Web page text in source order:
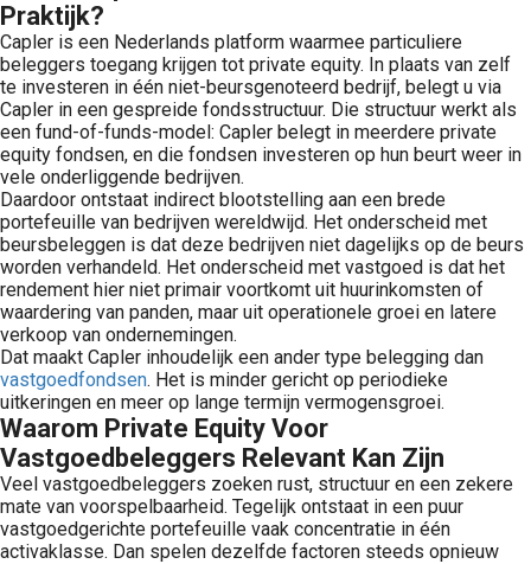
Praktijk?
Capler is een Nederlands platform waarmee particuliere
beleggers toegang krijgen tot private equity. In plaats van zelf
te investeren in één niet-beursgenoteerd bedrijf, belegt u via
Capler in een gespreide fondsstructuur. Die structuur werkt als
een fund-of-funds-model: Capler belegt in meerdere private
equity fondsen, en die fondsen investeren op hun beurt weer in
vele onderliggende bedrijven.
Daardoor ontstaat indirect blootstelling aan een brede
portefeuille van bedrijven wereldwijd. Het onderscheid met
beursbeleggen is dat deze bedrijven niet dagelijks op de beurs
worden verhandeld. Het onderscheid met vastgoed is dat het
rendement hier niet primair voortkomt uit huurinkomsten of
waardering van panden, maar uit operationele groei en latere
verkoop van ondernemingen.
Dat maakt Capler inhoudelijk een ander type belegging dan
vastgoedfondsen. Het is minder gericht op periodieke
uitkeringen en meer op lange termijn vermogensgroei.
Waarom Private Equity Voor
Vastgoedbeleggers Relevant Kan Zijn
Veel vastgoedbeleggers zoeken rust, structuur en een zekere
mate van voorspelbaarheid. Tegelijk ontstaat in een puur
vastgoedgerichte portefeuille vaak concentratie in één
activaklasse. Dan spelen dezelfde factoren steeds opnieuw